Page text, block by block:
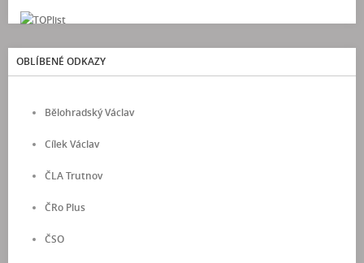
OBLÍBENÉ ODKAZY
Bělohradský Václav
Cílek Václav
ČLA Trutnov
ČRo Plus
ČSO